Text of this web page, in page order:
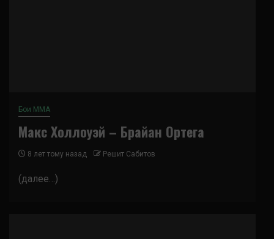
Бои ММА
Макс Холлоуэй – Брайан Ортега
8 лет тому назад Решит Сабитов
(далее…)